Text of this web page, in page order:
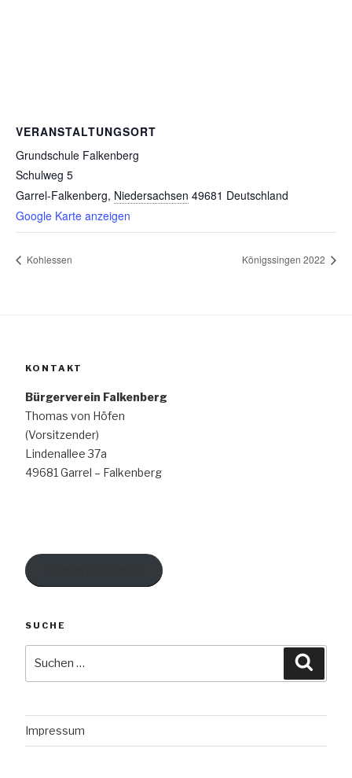
VERANSTALTUNGSORT
Grundschule Falkenberg
Schulweg 5
Garrel-Falkenberg, Niedersachsen 49681 Deutschland
Google Karte anzeigen
Kohlessen Königssingen 2022
KONTAKT
Bürgerverein Falkenberg
Thomas von Höfen
(Vorsitzender)
Lindenallee 37a
49681 Garrel – Falkenberg
SUCHE
Impressum